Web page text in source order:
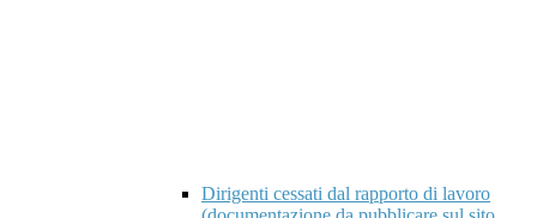
Dirigenti cessati dal rapporto di lavoro